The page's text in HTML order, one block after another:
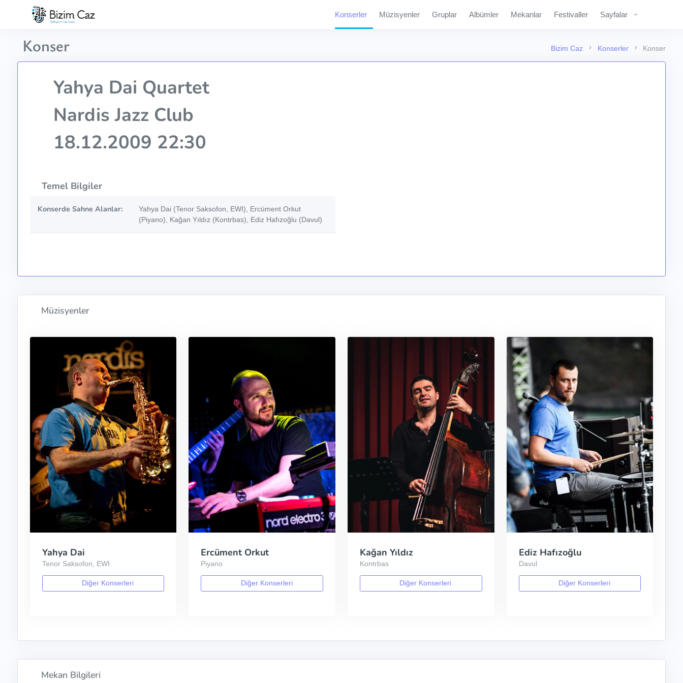
Konserler Müzisyenler Gruplar Albümler Mekanlar Festivaller Sayfalar
Bizim Caz Konserler Konser
Konser
Yahya Dai Quartet
Nardis Jazz Club
18.12.2009 22:30
Temel Bilgiler
Konserde Sahne Alanlar:
Yahya Dai (Tenor Saksofon, EWI), Ercüment Orkut
(Piyano), Kağan Yıldız (Kontrbas), Ediz Hafızoğlu (Davul)
Müzisyenler
Yahya Dai
Tenor Saksofon, EWI
Diğer Konserleri
Ercüment Orkut
Piyano
Diğer Konserleri
Kağan Yıldız
Kontrbas
Diğer Konserleri
Ediz Hafızoğlu
Davul
Diğer Konserleri
Mekan Bilgileri